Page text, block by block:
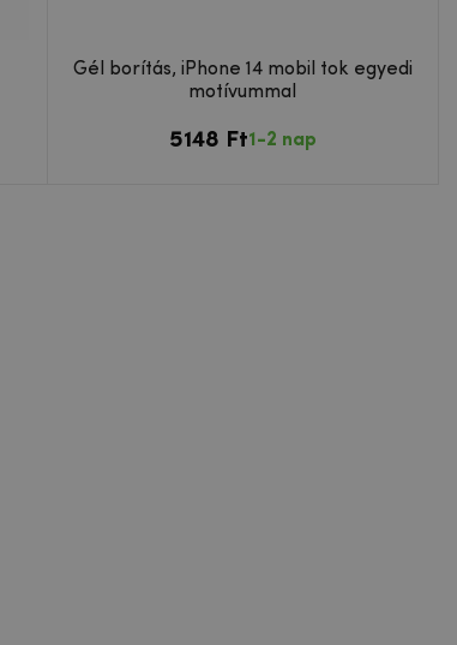
Gél borítás, iPhone 14 mobil tok egyedi
motívummal
5148 Ft1-2 nap